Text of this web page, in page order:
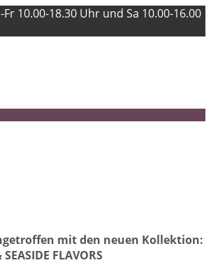
10.00-18.30 Uhr und Sa 10.00-16.00
mit den neuen Kollektion:
FLAVORS